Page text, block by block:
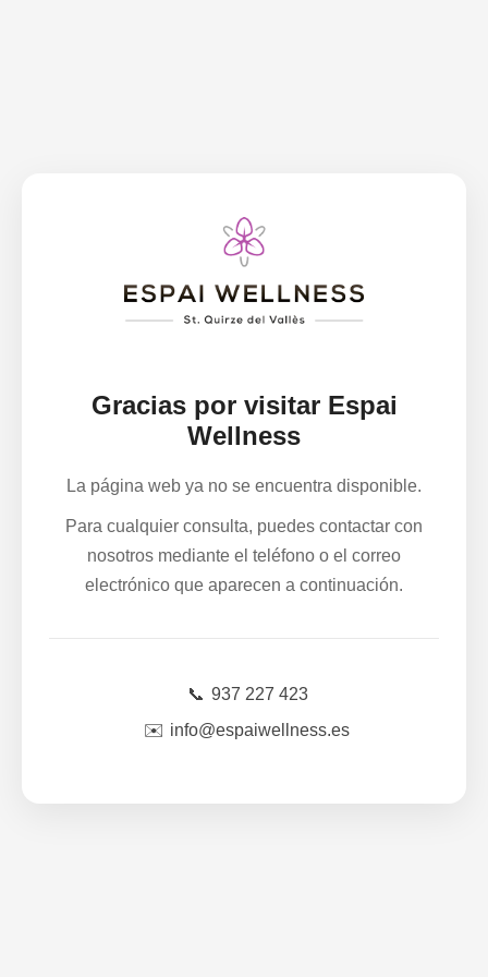
Gracias por visitar Espai
Wellness
La página web ya no se encuentra disponible.
Para cualquier consulta, puedes contactar con
nosotros mediante el teléfono o el correo
electrónico que aparecen a continuación.
📞 937 227 423
✉️ info@espaiwellness.es